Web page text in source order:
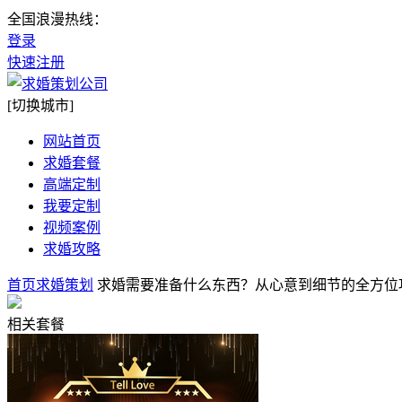
全国浪漫热线：
登录
快速注册
[切换城市]
网站首页
求婚套餐
高端定制
我要定制
视频案例
求婚攻略
首页求婚策划 求婚需要准备什么东西？从心意到细节的全方位
相关套餐